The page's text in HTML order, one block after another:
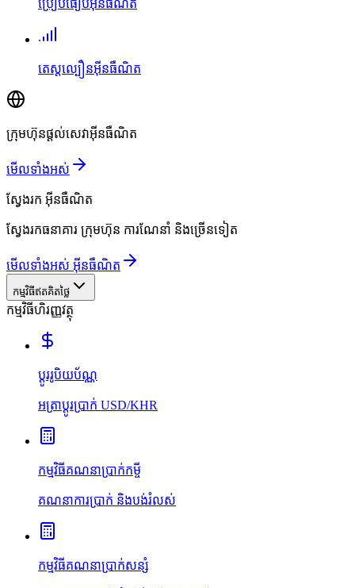
ប្រៀបធៀបអ៊ីនធឺណិត
តេស្តល្បឿនអ៊ីនធឺណិត
ក្រុមហ៊ុនផ្តល់សេវាអ៊ីនធឺណិត
មើលទាំងអស់
ស្វែងរក អ៊ីនធឺណិត
ស្វែងរកធនាគារ ក្រុមហ៊ុន ការណែនាំ និងច្រើនទៀត
មើលទាំងអស់ អ៊ីនធឺណិត
កម្មវិធីឥតគិតថ្លៃ
កម្មវិធីហិរញ្ញវត្ថុ
ប្ដូររូបិយប័ណ្ណ
អត្រាប្ដូរប្រាក់ USD/KHR
កម្មវិធីគណនាប្រាក់កម្ចី
គណនាការប្រាក់ និងបង់រំលស់
កម្មវិធីគណនាប្រាក់សន្សំ